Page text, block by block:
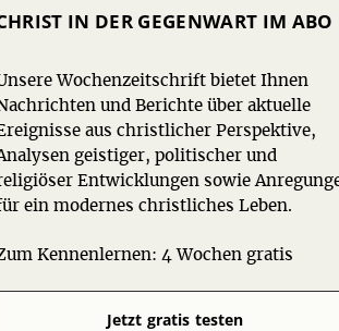
IN DER GEGENWART IM ABO
Wochenzeitschrift bietet Ihnen
und Berichte über aktuelle
aus christlicher Perspektive,
geistiger, politischer und
Entwicklungen sowie
ein modernes christliches Leben.
Kennenlernen: 4 Wochen gratis
Jetzt gratis testen